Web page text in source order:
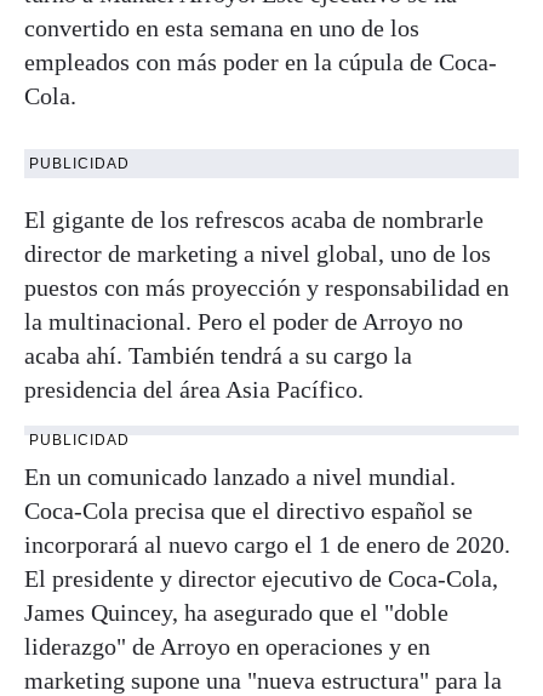
convertido en esta semana en uno de los
empleados con más poder en la cúpula de Coca-
Cola.
PUBLICIDAD
El gigante de los refrescos acaba de nombrarle
director de marketing a nivel global, uno de los
puestos con más proyección y responsabilidad en
la multinacional. Pero el poder de Arroyo no
acaba ahí. También tendrá a su cargo la
presidencia del área Asia Pacífico.
PUBLICIDAD
En un comunicado lanzado a nivel mundial.
Coca-Cola precisa que el directivo español se
incorporará al nuevo cargo el 1 de enero de 2020.
El presidente y director ejecutivo de Coca-Cola,
James Quincey, ha asegurado que el "doble
liderazgo" de Arroyo en operaciones y en
marketing supone una "nueva estructura" para la